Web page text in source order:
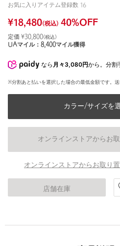
お気に入りアイテム登録数 16
¥18,480(税込) 40%OFF
定価 ¥30,800(税込)
UAマイル： 8,400マイル獲得
なら 月々3,080円から。分割
※分割あと払いを選択した場合の最低金額です。送
カラー/サイズを
オンラインストアからお
オンラインストアからお取り
店舗在庫